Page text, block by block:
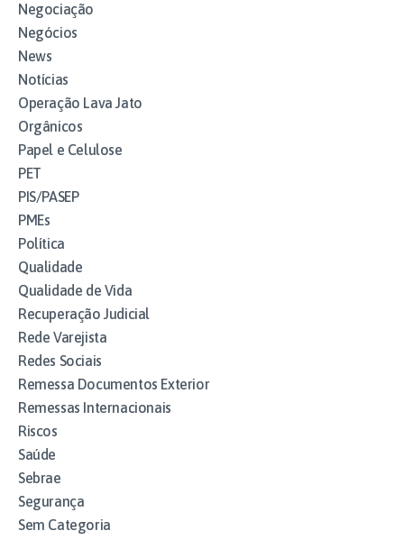
Negociação
Negócios
News
Notícias
Operação Lava Jato
Orgânicos
Papel e Celulose
PET
PIS/PASEP
PMEs
Política
Qualidade
Qualidade de Vida
Recuperação Judicial
Rede Varejista
Redes Sociais
Remessa Documentos Exterior
Remessas Internacionais
Riscos
Saúde
Sebrae
Segurança
Sem Categoria